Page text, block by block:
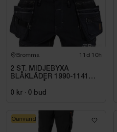
Bromma 11d 10h
2 ST. MIDJEBYXA
BLÅKLÄDER 1990-1141
C44
0 kr · 0 bud
Oanvänd